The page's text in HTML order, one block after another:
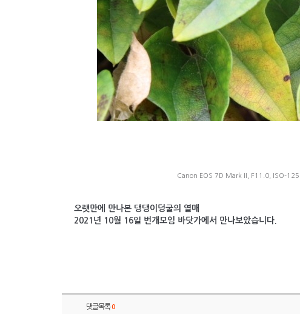
Canon EOS 7D Mark II, F11.0, ISO-
오랫만에 만나본 댕댕이덩굴의 열매
2021년 10월 16일 번개모임 바닷가에서 만나보았습니다.
댓글목록0